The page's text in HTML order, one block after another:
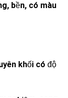
bền, có màu
khối có độ